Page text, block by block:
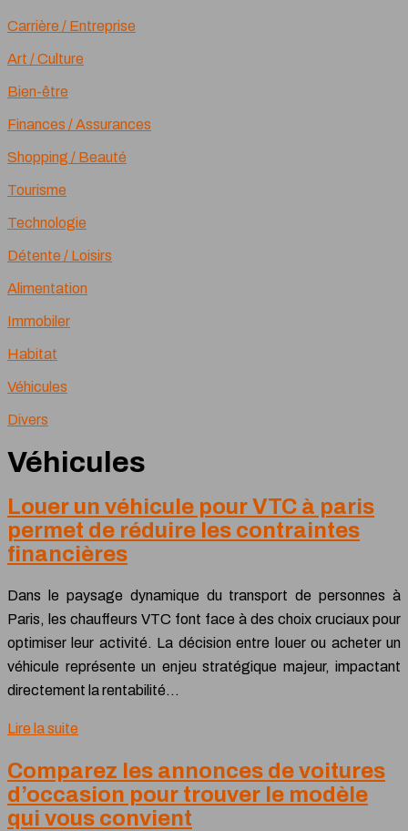
Carrière / Entreprise
Art / Culture
Bien-être
Finances / Assurances
Shopping / Beauté
Tourisme
Technologie
Détente / Loisirs
Alimentation
Immobiler
Habitat
Véhicules
Divers
Véhicules
Louer un véhicule pour VTC à paris
permet de réduire les contraintes
financières
Dans le paysage dynamique du transport de personnes à
Paris, les chauffeurs VTC font face à des choix cruciaux pour
optimiser leur activité. La décision entre louer ou acheter un
véhicule représente un enjeu stratégique majeur, impactant
directement la rentabilité…
Lire la suite
Comparez les annonces de voitures
d’occasion pour trouver le modèle
qui vous convient